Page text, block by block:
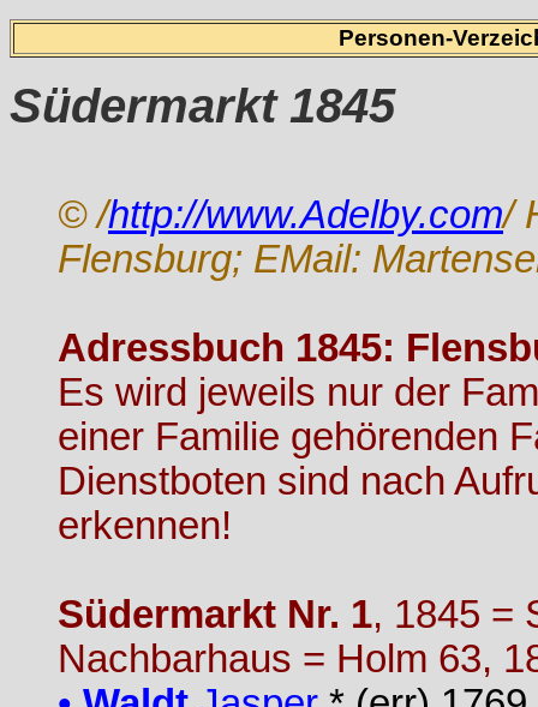
Personen-
Südermarkt 1845
© /http://www.Adelby.com/
Flensburg; EMail:
Adressbuch 1845:
Es wird jeweils nur der
einer Familie gehörenden
Dienstboten sind nach
erkennen!
Südermarkt Nr. 1, 1845 =
Nachbarhaus = Holm 63,